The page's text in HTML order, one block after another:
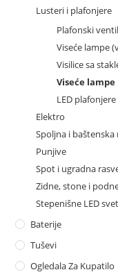
Lusteri i plafonjere
Plafonski
Viseće lampe
Visilice sa
Viseće lampe
LED plafonjere
Elektro
Spoljna i baštenska
Punjive
Spot i ugradna
Zidne, stone i
Stepenišne LED
Baterije
Tuševi
Ogledala Za Kupatilo